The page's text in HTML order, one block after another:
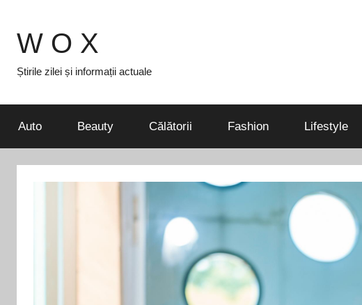
content
W O X
Știrile zilei și informații actuale
Auto Beauty Călătorii Fashion Lifestyle